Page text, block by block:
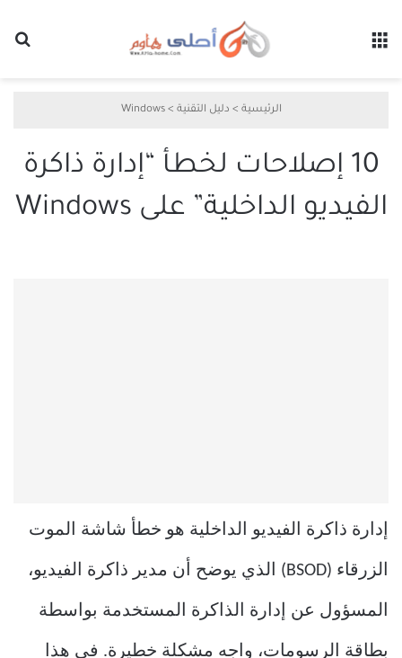
الرئيسية > دليل التقنية >
Windows
10 إصلاحات لخطأ “إدارة ذاكرة
الفيديو الداخلية” على Windows
إدارة ذاكرة الفيديو الداخلية هو خطأ شاشة الموت
الزرقاء (BSOD) الذي يوضح أن مدير ذاكرة الفيديو،
المسؤول عن إدارة الذاكرة المستخدمة بواسطة
بطاقة الرسومات، واجه مشكلة خطيرة. في هذا